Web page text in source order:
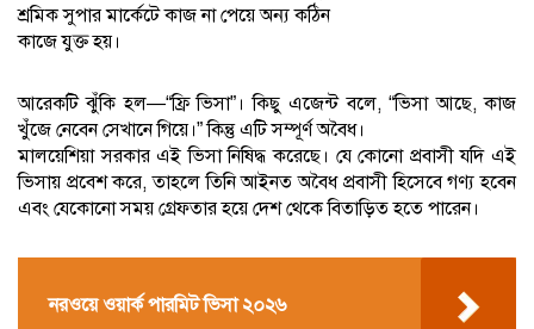
শ্রমিক সুপার মার্কেটে কাজ না পেয়ে অন্য কঠিন
কাজে যুক্ত হয়।
আরেকটি ঝুঁকি হল—“ফ্রি ভিসা”। কিছু এজেন্ট বলে, “ভিসা আছে, কাজ
খুঁজে নেবেন সেখানে গিয়ে।” কিন্তু এটি সম্পূর্ণ অবৈধ।
মালয়েশিয়া সরকার এই ভিসা নিষিদ্ধ করেছে। যে কোনো প্রবাসী যদি এই
ভিসায় প্রবেশ করে, তাহলে তিনি আইনত অবৈধ প্রবাসী হিসেবে গণ্য হবেন
এবং যেকোনো সময় গ্রেফতার হয়ে দেশ থেকে বিতাড়িত হতে পারেন।
নরওয়ে ওয়ার্ক পারমিট ভিসা ২০২৬